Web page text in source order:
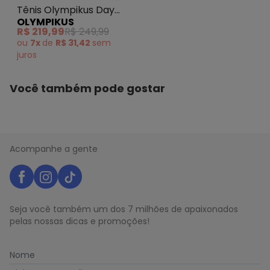
Tênis Olympikus Day
(Preto)
OLYMPIKUS
R$ 219,99R$ 249,99
ou 7x de R$ 31,42 sem
juros
Você também pode gostar
Acompanhe a gente
Seja você também um dos 7 milhões de apaixonados
pelas nossas dicas e promoções!
Nome